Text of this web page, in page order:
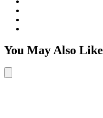
You May Also Like